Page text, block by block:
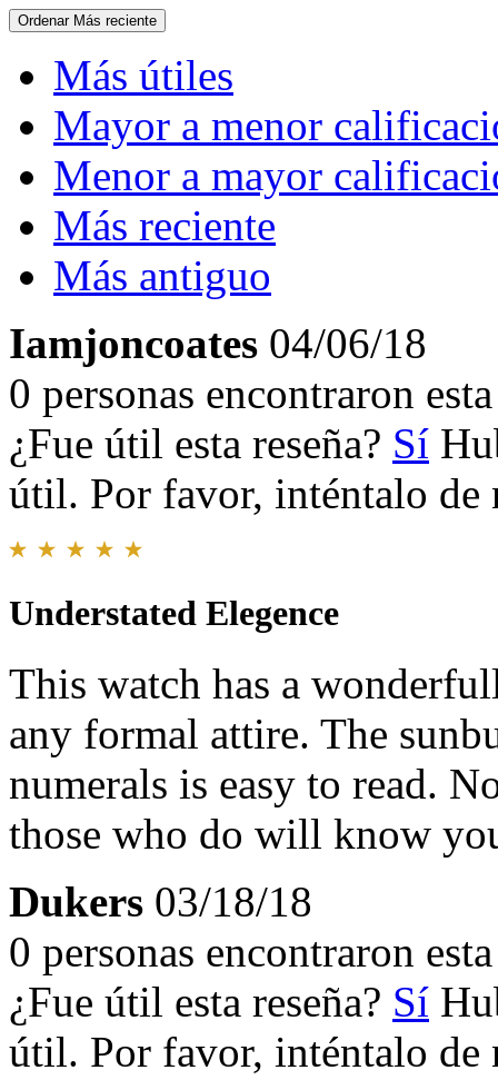
Ordenar Más reciente
Más útiles
Mayor a menor
Menor a mayor
Más reciente
Más antiguo
Iamjoncoates 04/06/18
0 personas encontraron
¿Fue útil esta reseña? Sí
útil. Por favor, inténtalo de
Understated Elegence
This watch has a
any formal attire. The
numerals is easy to read.
those who do will know
Dukers 03/18/18
0 personas encontraron
¿Fue útil esta reseña? Sí
útil. Por favor, inténtalo de